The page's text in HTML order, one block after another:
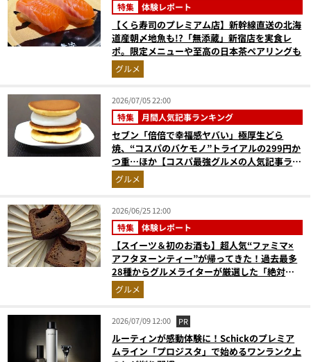
特集 体験レポート
【くら寿司のプレミアム店】新幹線直送の北海
道産朝〆地魚も!?「無添蔵」新宿店を実食レ
ポ。限定メニューや至高の日本茶ペアリングも
グルメ
2026/07/05 22:00
特集 月間人気記事ランキング
セブン「倍倍で幸福感ヤバい」極厚生どら
焼、“コスパのバケモノ”トライアルの299円か
つ重…ほか【コスパ最強グルメの人気記事ラン
キングベスト3】（2026年5月版）
グルメ
2026/06/25 12:00
特集 体験レポート
【スイーツ＆初のお酒も】超人気“ファミマ×
アフタヌーンティー”が帰ってきた！過去最多
28種からグルメライターが厳選した「絶対買
いの5品」はコレ
グルメ
2026/07/09 12:00 PR
ルーティンが感動体験に！Schickのプレミア
ムライン「プロジスタ」で始めるワンランク上